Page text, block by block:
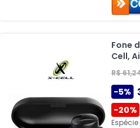
Fone
Cell,
R$
-5%
-20%
Espécie